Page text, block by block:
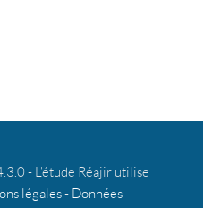
- L'étude Réajir utilise
légales- Données